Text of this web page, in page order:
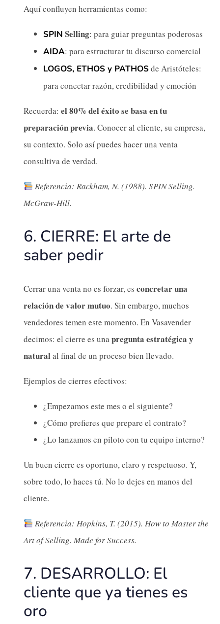
Aquí confluyen herramientas como:
SPIN Selling: para guiar preguntas poderosas
AIDA: para estructurar tu discurso comercial
LOGOS, ETHOS y PATHOSde Aristóteles:
para conectar razón, credibilidad y emoción
Recuerda: el 80% del éxito se basa en tu
preparación previa. Conocer al cliente, su empresa,
su contexto. Solo así puedes hacer una venta
consultiva de verdad.
Referencia: Rackham, N. (1988). SPIN Selling.
McGraw-Hill.
6. CIERRE: El arte de
saber pedir
Cerrar una venta no es forzar, es concretar una
relación de valor mutuo. Sin embargo, muchos
vendedores temen este momento. En Vasavender
decimos: el cierre es unapregunta estratégica y
naturalal final de un proceso bien llevado.
Ejemplos de cierres efectivos:
¿Empezamos este mes o el siguiente?
¿Cómo prefieres que prepare el contrato?
¿Lo lanzamos en piloto con tu equipo interno?
Un buen cierre es oportuno, claro y respetuoso. Y,
sobre todo, lo haces tú. No lo dejes en manos del
cliente.
Referencia: Hopkins, T. (2015). How to Master the
Art of Selling. Made for Success.
7. DESARROLLO: El
cliente que ya tienes es
oro